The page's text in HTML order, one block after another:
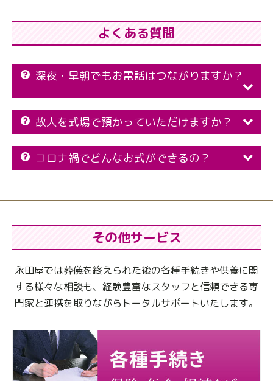
よくある質問
深夜・早朝でもお電話はつながりますか？
故人を式場で預かっていただけますか？
コロナ禍でどんなお式ができるの？
その他サービス
永田屋では葬儀を終えられた後の各種手続きや供養に関
する様々な相談も、 経験豊富なスタッフと信頼できる専
門家と連携を取りながらトータルサポートいたします。